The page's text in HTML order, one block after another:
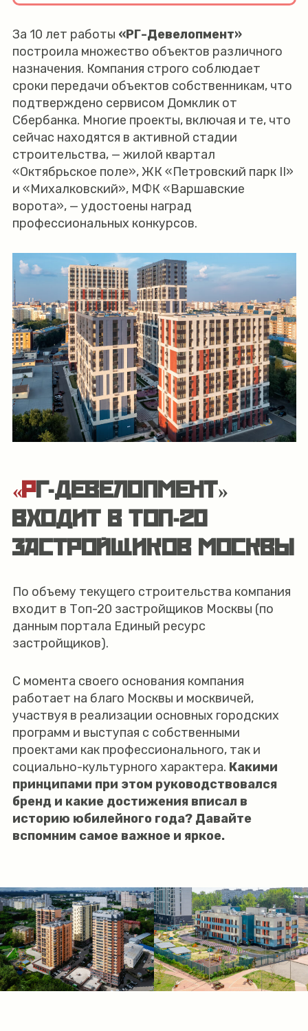
За 10 лет работы «РГ-Девелопмент»
построила множество объектов различного
назначения. Компания строго соблюдает
сроки передачи объектов собственникам, что
подтверждено сервисом Домклик от
Сбербанка. Многие проекты, включая и те, что
сейчас находятся в активной стадии
строительства, — жилой квартал
«Октябрьское поле», ЖК «Петровский парк II»
и «Михалковский», МФК «Варшавские
ворота», — удостоены наград
профессиональных конкурсов.
«РГ-ДЕВЕЛОПМЕНТ»
ВХОДИТ В ТОП-20
ЗАСТРОЙЩИКОВ МОСКВЫ
По объему текущего строительства компания
входит в Топ-20 застройщиков Москвы (по
данным портала Единый ресурс
застройщиков).
С момента своего основания компания
работает на благо Москвы и москвичей,
участвуя в реализации основных городских
программ и выступая с собственными
проектами как профессионального, так и
социально-культурного характера. Какими
принципами при этом руководствовался
бренд и какие достижения вписал в
историю юбилейного года? Давайте
вспомним самое важное и яркое.